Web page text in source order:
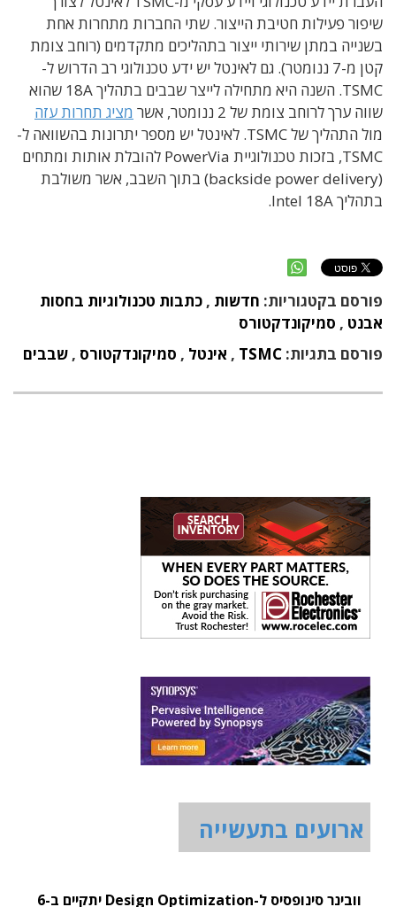
שיפור פעילות חטיבת הייצור. שתי החברות מתחרות אחת
בשנייה במתן שירותי ייצור בתהליכים מתקדמים (רוחב צומת
קטן מ-7 ננומטר). גם לאינטל יש ידע טכנולוגי רב הדרוש ל-
TSMC. השנה היא מתחילה לייצר שבבים בתהליך 18A שהוא
שווה ערך לרוחב צומת של 2 ננומטר, אשר
מציג תחרות עזה
מול התהליך של TSMC. לאינטל יש מספר יתרונות בהשוואה ל-
TSMC, בזכות טכנולוגיית PowerVia להובלת אותות ומתחים
(backside power delivery) בתוך השבב, אשר משולבת
בתהליך Intel 18A.
פורסם בקטגוריות: חדשות , כתבות טכנולוגיות בחסות
אבנט , סמיקונדקטורס
פורסם בתגיות: TSMC
, אינטל , סמיקונדקטורס , שבבים
ארועים בתעשייה
וובינר סינופסיס ל-Design Optimization יתקיים ב-6